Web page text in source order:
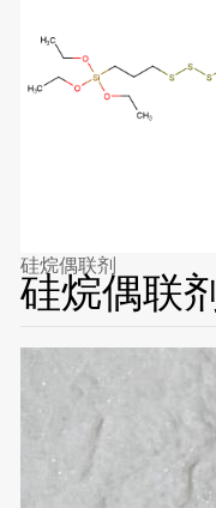
硅烷偶联剂
硅烷偶联剂